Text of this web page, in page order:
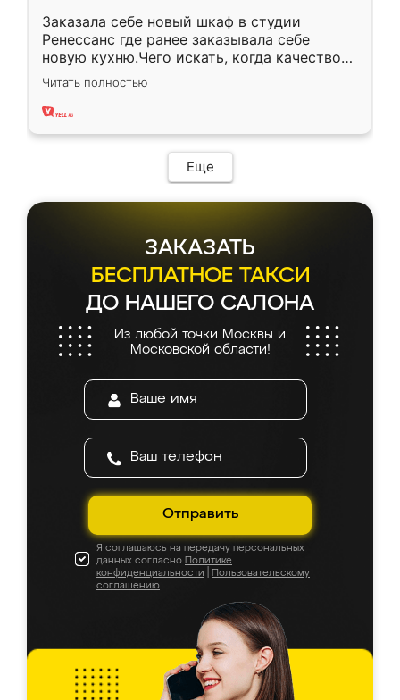
Заказала себе новый шкаф в студии
Ренессанс где ранее заказывала себе
новую кухню.Чего искать, когда качеством
вполне довольна. Служит кухня уже почти
два года, нареканий нет.
Читать полностью
Еще
ЗАКАЗАТЬ
БЕСПЛАТНОЕ ТАКСИ
ДО НАШЕГО САЛОНА
Из любой точки Москвы и
Московской области!
Отправить
Я соглашаюсь на передачу персональных
данных согласно Политике
конфиденциальности
Пользовательскому
соглашению